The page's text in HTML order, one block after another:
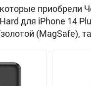
золотой
приобрели
для iPhone 14
(MagSafe),